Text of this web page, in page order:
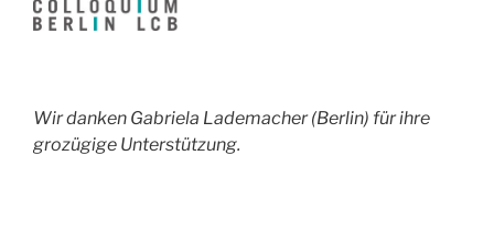
Wir danken Gabriela Lademacher (Berlin) für ihre
grozügige Unterstützung.